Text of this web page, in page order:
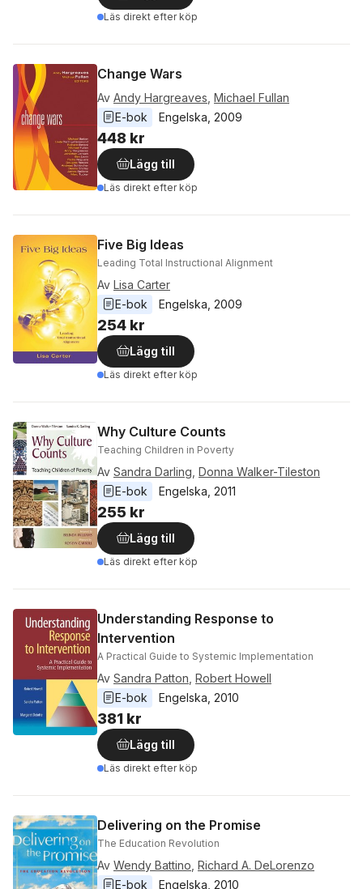
Läs direkt efter köp
Change Wars
Av Andy Hargreaves Michael Fullan
E-bok
Engelska 2009
448 kr
Lägg till
Läs direkt efter köp
Five Big Ideas
Leading Total Instructional Alignment
Av Lisa Carter
E-bok
Engelska 2009
254 kr
Lägg till
Läs direkt efter köp
Why Culture Counts
Teaching Children in Poverty
Av Sandra Darling Donna Walker-Tileston
E-bok
Engelska 2011
255 kr
Lägg till
Läs direkt efter köp
Understanding Response to
Intervention
A Practical Guide to Systemic Implementation
Av Sandra Patton Robert Howell
E-bok
Engelska 2010
381 kr
Lägg till
Läs direkt efter köp
Delivering on the Promise
The Education Revolution
Av Wendy Battino Richard A. DeLorenzo
E-bok
Engelska 2010